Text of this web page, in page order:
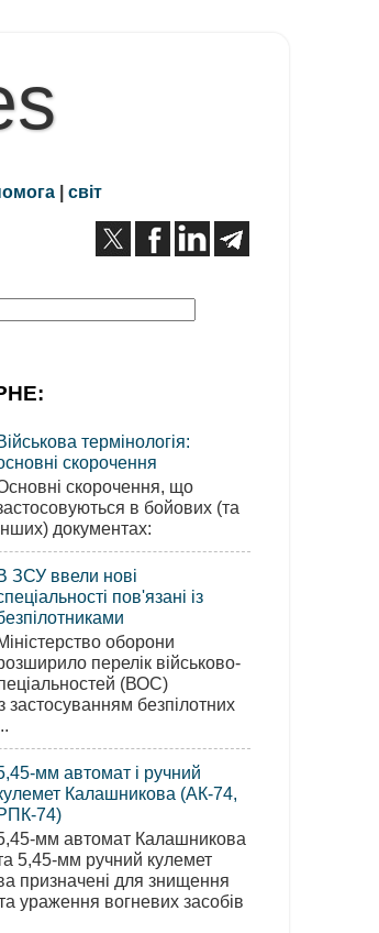
| світ
термінологія:
скорочення
скорочення, що
в бойових (та
документах:
ЗСУ ввели нові
пов'язані із
оборони
перелік військово-
(ВОС)
застосуванням безпілотних
мм автомат і ручний
Калашникова (АК-74,
74)
мм автомат Калашникова
5,45-мм ручний кулемет
призначені для знищення
ураження вогневих засобів